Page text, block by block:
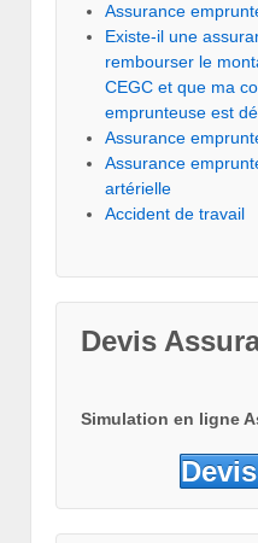
Assurance
Existe-il une
rembourser le
CEGC et que ma
emprunteuse est
Assurance
Assurance
artérielle
Accident de travail
Devis
Simulation en ligne